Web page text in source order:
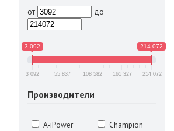
от до
3 092 214 072
3 092 55 837 108 582 161 327 214 072
Производители
A-iPower
Champion